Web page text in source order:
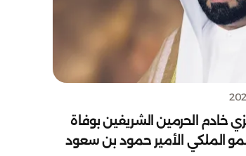
خادم الحرمين الشريفين بوفاة
الملكي الأمير حمود بن سعود